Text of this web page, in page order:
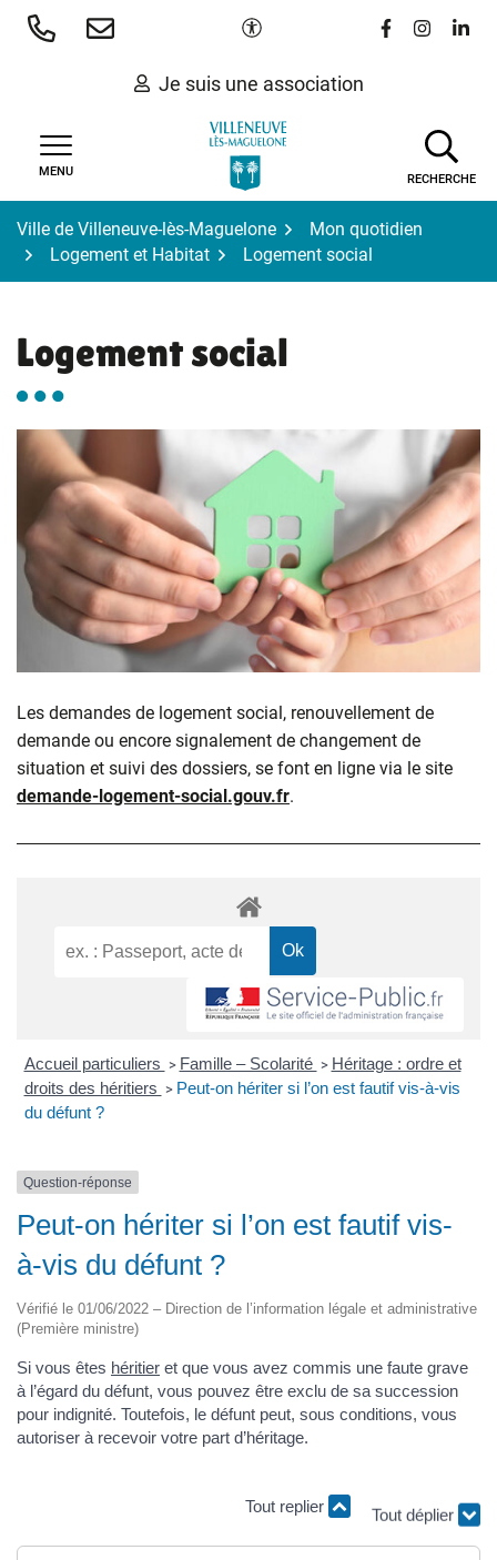
Aller
Paramètres d'accessibilité
Lien vers le
Lien vers
Lien
Je suis une association
MENU
RECHERCHE
Ville de Villeneuve-lès-Maguelone
Mon quotidien
Logement et Habitat
Logement social
Logement social
Les demandes de logement social, renouvellement de
demande ou encore signalement de changement de
situation et suivi des dossiers, se font en ligne via le site
demande-logement-social.gouv.fr.
Accueil particuliers > Famille – Scolarité > Héritage : ordre et
droits des héritiers > Peut-on hériter si l’on est fautif vis-à-vis
du défunt ?
Question-réponse
Peut-on hériter si l’on est fautif vis-
à-vis du défunt ?
Vérifié le 01/06/2022 – Direction de l’information légale et administrative
(Première ministre)
Si vous êtes héritier et que vous avez commis une faute grave
à l’égard du défunt, vous pouvez être exclu de sa succession
pour indignité. Toutefois, le défunt peut, sous conditions, vous
autoriser à recevoir votre part d’héritage.
Tout replier
Tout déplier